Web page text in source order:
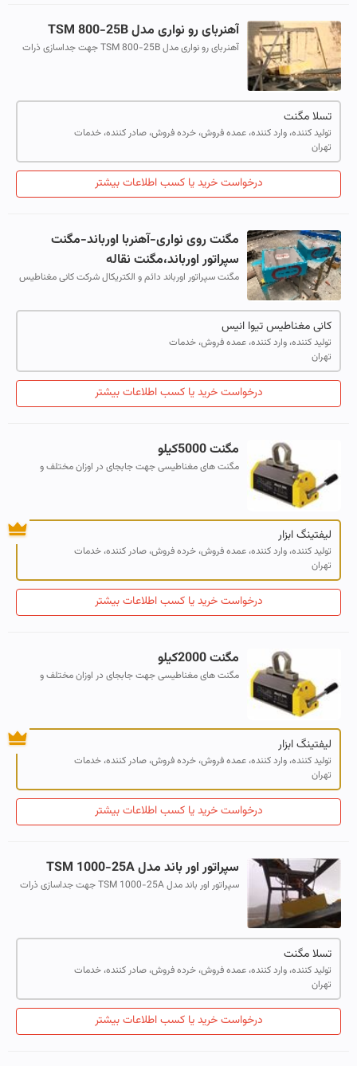
آهنربای رو نواری مدل TSM 800-25B
آهنربای رو نواری مدل TSM 800-25B جهت جداسازی ذرات
تسلا مگنت
تولید کننده، وارد کننده، عمده فروش، خرده فروش، صادر کننده، خدمات
تهران
درخواست خرید یا کسب اطلاعات بیشتر
مگنت روی نواری-آهنربا اورباند-مگنت
سپراتور اورباند،مگنت نقاله
مگنت سپراتور اورباند دائم و الکتریکال شرکت کانی مغناطیس
کانی مغناطیس تیوا انیس
تولید کننده، وارد کننده، عمده فروش، خدمات
تهران
درخواست خرید یا کسب اطلاعات بیشتر
مگنت 5000کیلو
مگنت های مغناطیسی جهت جابجای در اوزان مختلف و
لیفتینگ ابزار
تولید کننده، وارد کننده، عمده فروش، خرده فروش، صادر کننده، خدمات
تهران
درخواست خرید یا کسب اطلاعات بیشتر
مگنت 2000کیلو
مگنت های مغناطیسی جهت جابجای در اوزان مختلف و
لیفتینگ ابزار
تولید کننده، وارد کننده، عمده فروش، خرده فروش، صادر کننده، خدمات
تهران
درخواست خرید یا کسب اطلاعات بیشتر
سپراتور اور باند مدل TSM 1000-25A
سپراتور اور باند مدل TSM 1000-25A جهت جداسازی ذرات
تسلا مگنت
تولید کننده، وارد کننده، عمده فروش، خرده فروش، صادر کننده، خدمات
تهران
درخواست خرید یا کسب اطلاعات بیشتر